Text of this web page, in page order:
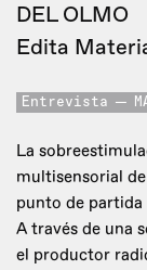
DEL OLMO
Edita
Entrevista
La
multisensorial
punto de partida
A través de una
el productor